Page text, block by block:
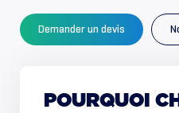
Demander un devis
POURQUOI